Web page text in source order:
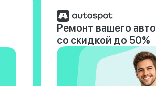
Ремонт вашего авто
со скидкой до 50%